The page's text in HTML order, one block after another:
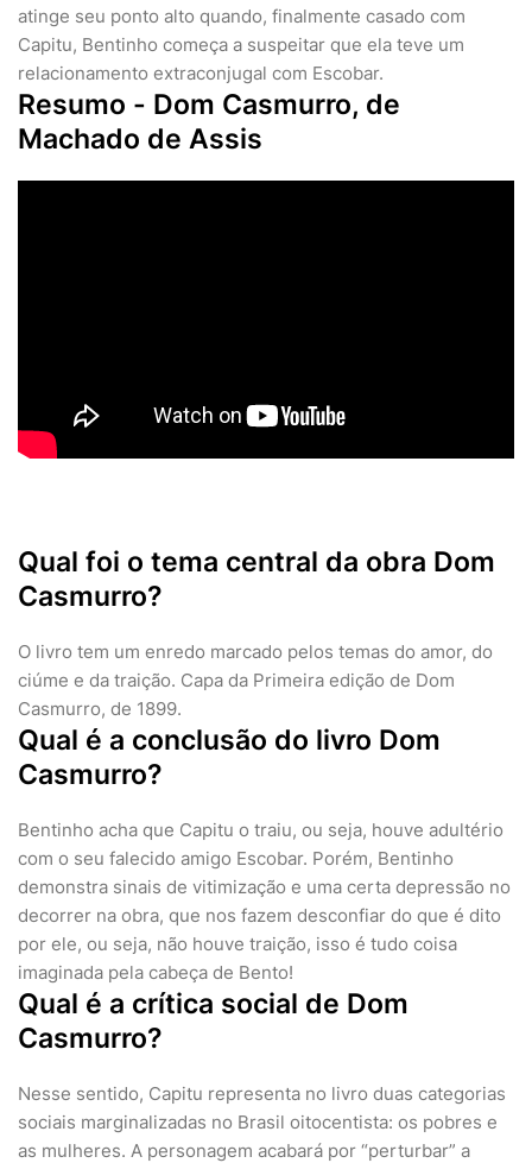
atinge seu ponto alto quando, finalmente casado com
Capitu, Bentinho começa a suspeitar que ela teve um
relacionamento extraconjugal com Escobar.
Resumo - Dom Casmurro, de
Machado de Assis
Qual foi o tema central da obra Dom
Casmurro?
O livro tem um enredo marcado pelos temas do amor, do
ciúme e da traição. Capa da Primeira edição de Dom
Casmurro, de 1899.
Qual é a conclusão do livro Dom
Casmurro?
Bentinho acha que Capitu o traiu, ou seja, houve adultério
com o seu falecido amigo Escobar. Porém, Bentinho
demonstra sinais de vitimização e uma certa depressão no
decorrer na obra, que nos fazem desconfiar do que é dito
por ele, ou seja, não houve traição, isso é tudo coisa
imaginada pela cabeça de Bento!
Qual é a crítica social de Dom
Casmurro?
Nesse sentido, Capitu representa no livro duas categorias
sociais marginalizadas no Brasil oitocentista: os pobres e
as mulheres. A personagem acabará por “perturbar” a